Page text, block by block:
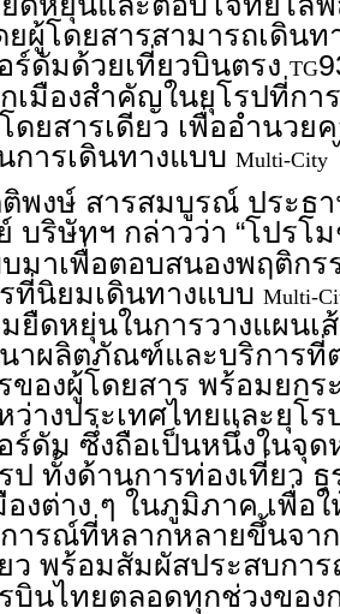
ผู้โดยสารสามารถเดินท
ร์ดัมด้วยเที่ยวบินตรง TG
เมืองสำคัญในยุโรปที่กา
ดยสารเดียว เพื่ออำนวย
การเดินทางแบบ Multi-City
พงษ์ สารสมบูรณ์ ประธ
บริษัทฯ กล่าวว่า “โปรโ
มาเพื่อตอบสนองพฤติกร
ที่นิยมเดินทางแบบ Multi-
ยืดหยุ่นในการวางแผนเ
าผลิตภัณฑ์และบริการที่
ของผู้โดยสาร พร้อมยกร
ว่างประเทศไทยและยุโร
ร์ดัม ซึ่งถือเป็นหนึ่งในจุ
ป ทั้งด้านการท่องเที่ยว
องต่าง ๆ ในภูมิภาค เพื่อ
ารณ์ที่หลากหลายขึ้นจา
ว พร้อมสัมผัสประสบกา
บินไทยตลอดทุกช่วงของ